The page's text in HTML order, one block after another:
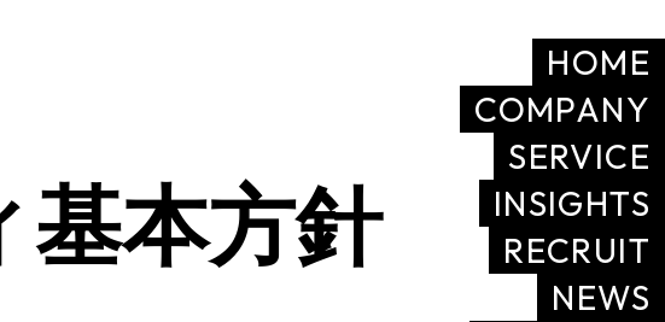
HOME
COMPANY
SERVICE
INSIGHTS
RECRUIT
NEWS
基本方針